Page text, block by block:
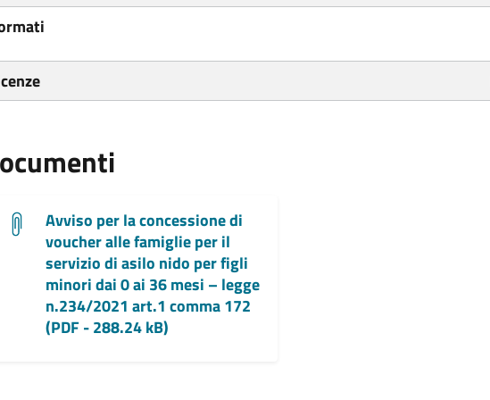
Avviso per la concessione di
voucher alle famiglie per il
servizio di asilo nido per figli
minori dai 0 ai 36 mesi – legge
n.234/2021 art.1 comma 172
(PDF - 288.24 kB)